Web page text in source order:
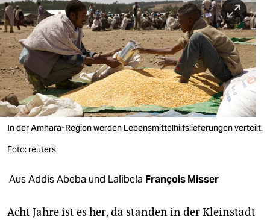
sport
berlin
nord
wahrheit
verlag
shop
fragen & hilfe
In der Amhara-Region werden Lebensmittelhilfslieferungen verteilt.
Foto: reuters
Aus Addis Abeba und Lalibela François Misser
Acht Jahre ist es her, da standen in der Kleinstadt